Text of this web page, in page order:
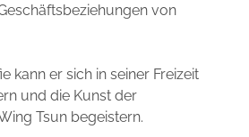
von
kann er sich in seiner Freizeit
und die Kunst der
Tsun begeistern.